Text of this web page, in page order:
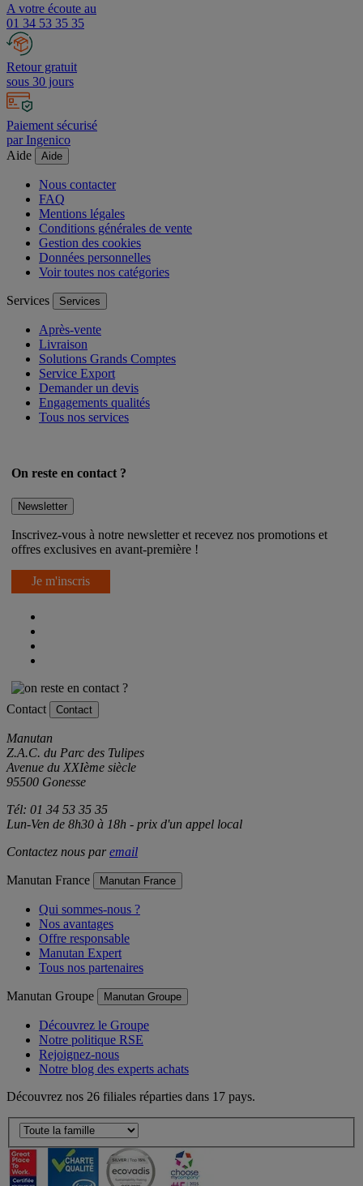
A votre écoute au
01 34 53 35 35
Retour gratuit
sous 30 jours
Paiement sécurisé
par Ingenico
Aide
Aide
Nous contacter
FAQ
Mentions légales
Conditions générales de vente
Gestion des cookies
Données personnelles
Voir toutes nos catégories
Services Services
Après-vente
Livraison
Solutions Grands Comptes
Service Export
Demander un devis
Engagements qualités
Tous nos services
On reste en contact ?
Newsletter
Inscrivez-vous à notre newsletter et recevez nos promotions et
offres exclusives en avant-première !
Je m'inscris
Contact Contact
Manutan
Z.A.C. du Parc des Tulipes
Avenue du XXIème siècle
95500 Gonesse
Tél: 01 34 53 35 35
Lun-Ven de 8h30 à 18h - prix d'un appel local
Contactez nous paremail
Manutan France Manutan France
Qui sommes-nous ?
Nos avantages
Offre responsable
Manutan Expert
Tous nos partenaires
Manutan Groupe Manutan Groupe
Découvrez le Groupe
Notre politique RSE
Rejoignez-nous
Notre blog des experts achats
Découvrez nos 26 filiales réparties dans 17 pays.